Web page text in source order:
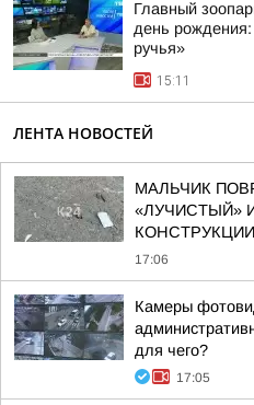
Главный
день
ручья»
15:11
ЛЕНТА НОВОСТЕЙ
МАЛЬЧИК
«ЛУЧИСТЫЙ»
КОНСТРУКЦИИ
17:06
Камеры
для чего?
17:05